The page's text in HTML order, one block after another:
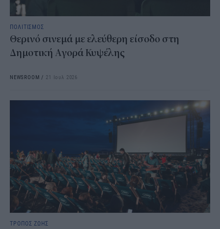
ΠΟΛΙΤΙΣΜΟΣ
Θερινό σινεμά με ελεύθερη είσοδο στη
Δημοτική Αγορά Κυψέλης
NEWSROOM / 21 Ιουλ 2026
ΤΡΟΠΟΣ ΖΩΗΣ